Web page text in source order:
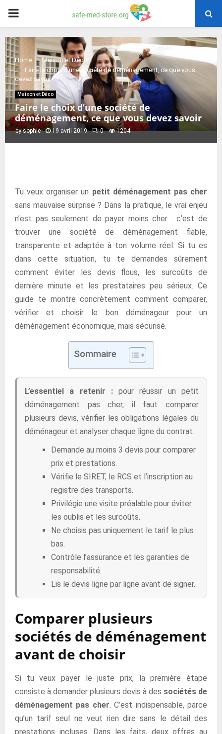
PRIMARY
MENU
Home
Maison et Déco
Faire le choix d’une société de déménagement, ce que vous
devez savoir
Maison et Déco
Faire le choix d’une société de
déménagement, ce que vous devez savoir
bysophie 19 avril 2019 0 1204
Tu veux organiser un petit déménagement pas cher
sans mauvaise surprise ? Dans la pratique, le vrai enjeu
n’est pas seulement de payer moins cher : c’est de
trouver une société de déménagement fiable,
transparente et adaptée à ton volume réel. Si tu es
dans cette situation, tu te demandes sûrement
comment éviter les devis flous, les surcoûts de
dernière minute et les prestataires peu sérieux. Ce
guide te montre concrètement comment comparer,
vérifier et choisir le bon déménageur pour un
déménagement économique, mais sécurisé.
Sommaire
L’essentiel a retenir :pour réussir un petit
déménagement pas cher, il faut comparer
plusieurs devis, vérifier les obligations légales du
déménageur et analyser chaque ligne du contrat.
Demande au moins 3 devis pour comparer
prix et prestations.
Vérifie le SIRET, le RCS et l’inscription au
registre des transports.
Privilégie une visite préalable pour éviter
les oublis et les surcoûts.
Ne choisis pas uniquement le tarif le plus
bas.
Contrôle l’assurance et les garanties de
responsabilité.
Lis le devis ligne par ligne avant de signer.
Comparer plusieurs
sociétés de déménagement
avant de choisir
Si tu veux payer le juste prix, la première étape
consiste à demander plusieurs devis à des sociétés de
déménagement pas cher. C’est indispensable, parce
qu’un tarif seul ne veut rien dire sans le détail des
prestations incluses. Dans les faits, deux offres au